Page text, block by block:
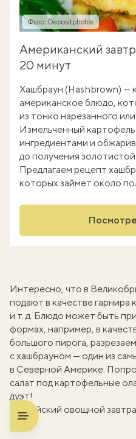
Фото: Depositphotos
Американский
20 минут
Хашбраун (Hashbrown) —
американское блюдо,
из тонко нарезанного
Измельченный
ингредиентами и
до получения
Предлагаем рецепт
которых займет около
Интересно, что в
подают в качестве гарнира
и т. д. Блюдо может быть
формах, например, в
большого пирога,
с хашбрауном — один из
в Северной Америке.
салат под картофельные
дуэт!
Английский овощной